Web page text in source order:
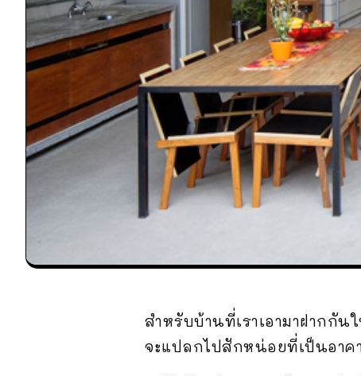
สำหรับบ้านที่เราเอามาฝากกั
จะแปลกไปสักหน่อยที่เป็นอา